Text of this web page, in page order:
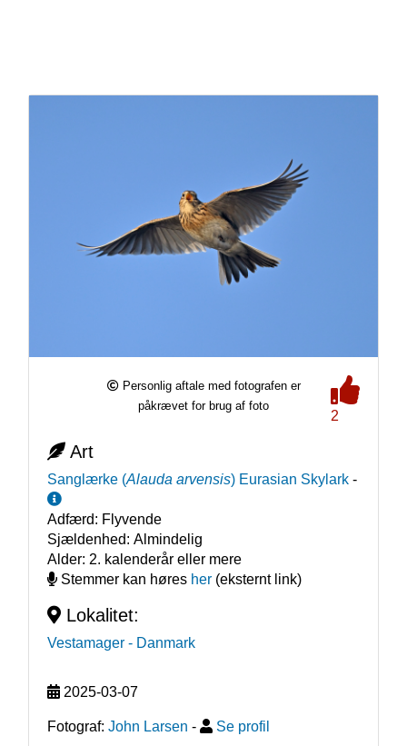
Personlig aftale med fotografen er
påkrævet for brug af foto
2
Art
Sanglærke (Alauda arvensis) Eurasian Skylark -
Adfærd: Flyvende
Sjældenhed: Almindelig
Alder: 2. kalenderår eller mere
Stemmer kan høres her(eksternt link)
Lokalitet:
Vestamager - Danmark
2025-03-07
Fotograf: John Larsen - Se profil